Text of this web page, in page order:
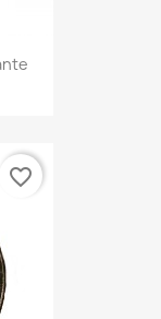
favorite_border